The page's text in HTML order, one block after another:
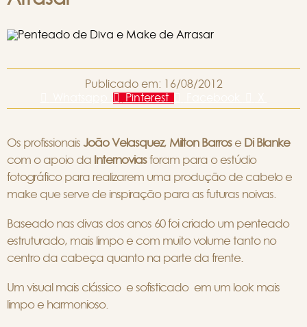
Publicado em:
16/08/2012
Pinterest
Os profissionais João Velasquez, Milton Barrose Di Blanke
com o apoio da Internoviasforam para o estúdio
fotográfico para realizarem uma produção de cabelo e
make que serve de inspiração para as futuras noivas.
Baseado nas divas dos anos 60 foi criado um penteado
estruturado, mais limpo e com muito volume tanto no
centro da cabeça quanto na parte da frente.
Um visual mais clássico e sofisticado em um look mais
limpo e harmonioso.